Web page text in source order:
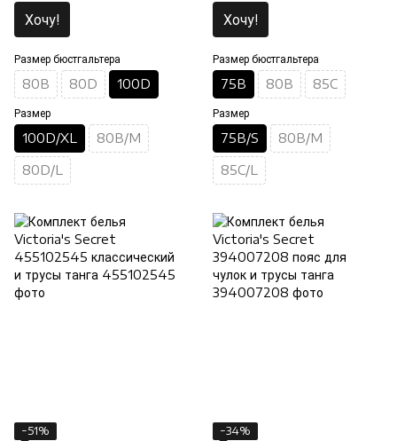
Хочу!
Размер бюстгальтера
80B 80D 100D
Размер
100D/XL 80B/M
80D/L
Хочу!
Размер бюстгальтера
75B 80B 85C
Размер
75B/S 80B/M
85C/L
−51% −34%